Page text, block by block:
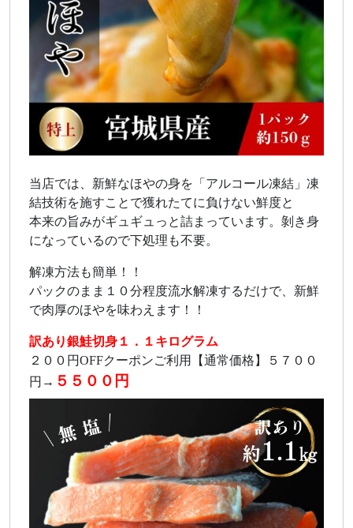
当店では、新鮮なほやの身を「アルコール凍結」凍
結技術を施すことで獲れたてに負けない鮮度と
本来の旨みがギュギュっと詰まっています。剝き身
になっているので下処理も不要。
解凍方法も簡単！！
パックのまま１０分程度流水解凍するだけで、新鮮
で肉厚のほやを味わえます！！
訳あり銀鮭切身１．１キログラム
２００円OFFクーポンご利用【通常価格】５７００
円→ ５５００円